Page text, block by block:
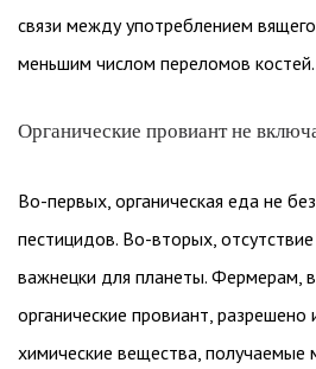
связи между употреблением
меньшим числом переломов костей.
Органические провиант не
Во-первых, органическая еда не
пестицидов. Во-вторых,
важнецки для планеты. Фермерам,
органические провиант, разрешено
химические вещества, получаемые